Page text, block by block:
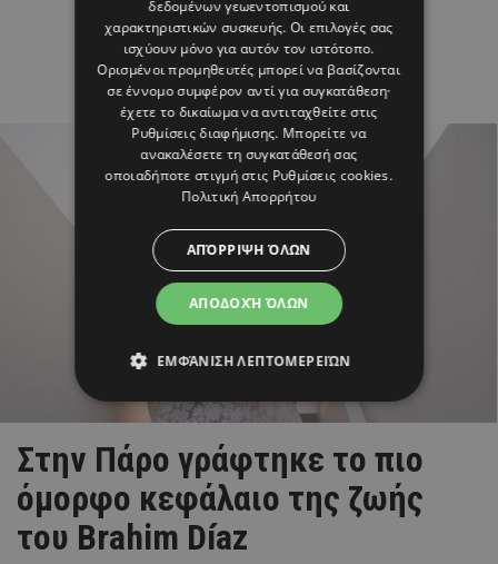
Στην Πάρο γράφτηκε το πιο
όμορφο κεφάλαιο της ζωής
του Brahim Díaz
δεδομένων γεωεντοπισμού και
χαρακτηριστικών συσκευής. Οι επιλογές σας
ισχύουν μόνο για αυτόν τον ιστότοπο.
Ορισμένοι προμηθευτές μπορεί να βασίζονται
σε έννομο συμφέρον αντί για συγκατάθεση·
έχετε το δικαίωμα να αντιταχθείτε στις
Ρυθμίσεις διαφήμισης. Μπορείτε να
ανακαλέσετε τη συγκατάθεσή σας
οποιαδήποτε στιγμή στις Ρυθμίσεις cookies.
Πολιτική Απορρήτου
ΑΠΟΔΟΧΉ ΌΛΩΝ
ΑΠΌΡΡΙΨΗ ΌΛΩΝ
ΕΜΦΆΝΙΣΗ ΛΕΠΤΟΜΕΡΕΙΏΝ